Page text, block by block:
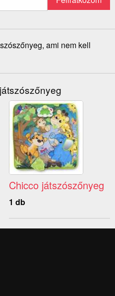
ami nem kell
Chicco játszószőnyeg
1 db